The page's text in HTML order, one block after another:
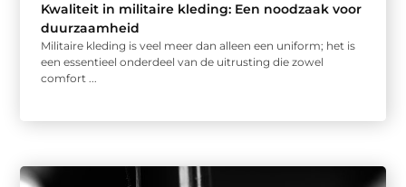
Kwaliteit in militaire kleding: Een noodzaak voor
duurzaamheid
Militaire kleding is veel meer dan alleen een uniform; het is
een essentieel onderdeel van de uitrusting die zowel
comfort ...